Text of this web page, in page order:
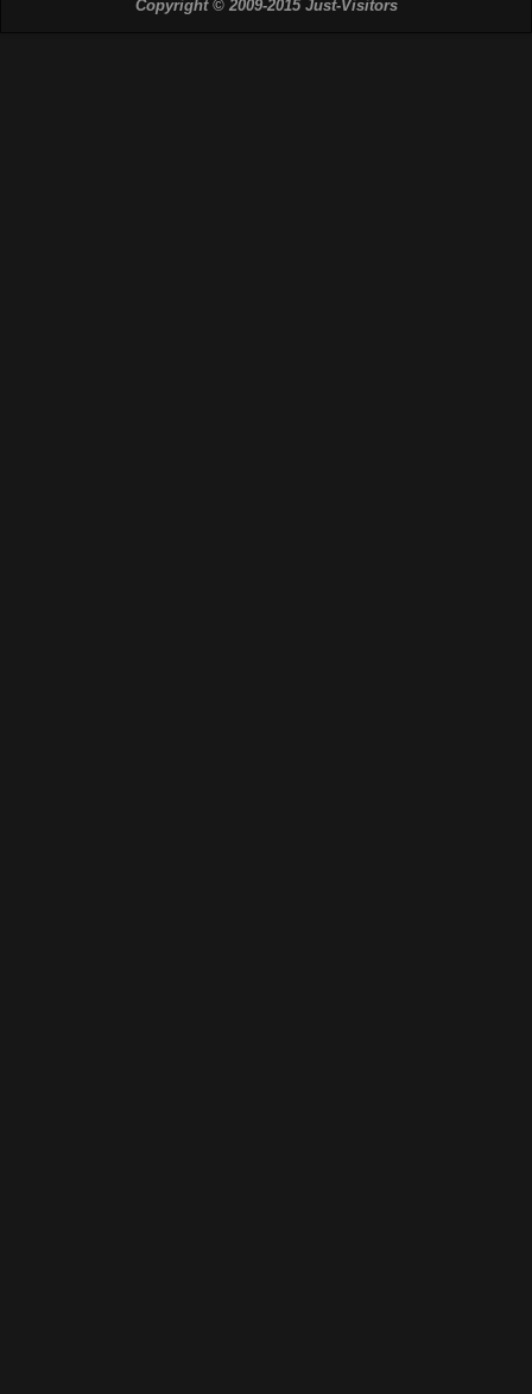
Copyright © 2009-2015 Just-Visitors